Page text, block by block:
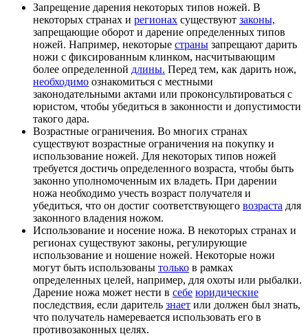
Запрещение дарения некоторых типов ножей. В
некоторых странах и регионах существуют законы,
запрещающие оборот и дарение определенных типов
ножей. Например, некоторые страны запрещают дарить
ножи с фиксированным клинком, насчитывающим
более определенной длины. Перед тем, как дарить нож,
необходимо ознакомиться с местными
законодательными актами или проконсультироваться с
юристом, чтобы убедиться в законности и допустимости
такого дара.
Возрастные ограничения. Во многих странах
существуют возрастные ограничения на покупку и
использование ножей. Для некоторых типов ножей
требуется достичь определенного возраста, чтобы быть
законно уполномоченным их владеть. При дарении
ножа необходимо учесть возраст получателя и
убедиться, что он достиг соответствующего возраста для
законного владения ножом.
Использование и носение ножа. В некоторых странах и
регионах существуют законы, регулирующие
использование и ношение ножей. Некоторые ножи
могут быть использованы только в рамках
определенных целей, например, для охоты или рыбалки.
Дарение ножа может нести в себе юридические
последствия, если даритель знает или должен был знать,
что получатель намеревается использовать его в
противозаконных целях.